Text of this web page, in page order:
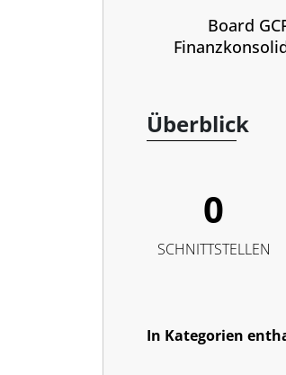
Board
Überblick
0
SCHNITTSTELLEN
In Kategorien